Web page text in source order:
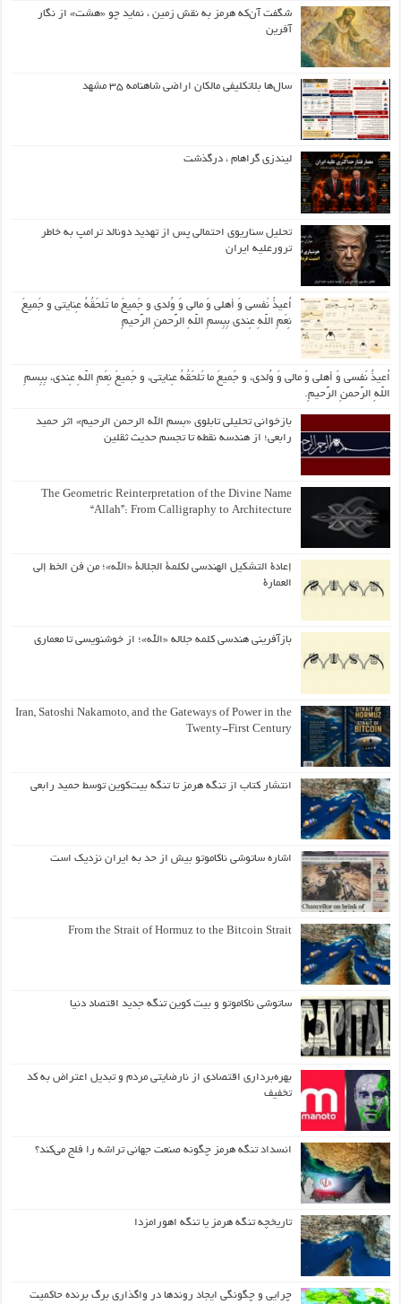
شگفت آن‌که هرمز به نقش زمین ، نماید چو «هشت» از نگار
آفرین
سال‌ها بلاتکلیفی مالکان اراضی شاهنامه ۳۵ مشهد
لیندزی گراهام ، درگذشت
تحلیل سناریوی احتمالی پس از تهدید دونالد ترامپ به خاطر
ترورعلیه ایران
اُعیذُ نَفسی وَ أهلی وَ مالی وَ وُلدی و جَمیعَ ما تَلحَقُهُ عِنایتی و جَمیعَ
نِعَمِ اللّهِ عِندی بِبِسمِ اللّهِ الرَّحمنِ الرَّحیمِ
اُعیذُ نَفسی وَ أهلی وَ مالی وَ وُلدی، و جَمیعَ ما تَلحَقُهُ عِنایتی، و جَمیعَ نِعَمِ اللّهِ عِندی، بِبِسمِ
اللّهِ الرَّحمنِ الرَّحیمِ.
بازخوانی تحلیلی تابلوی «بسم الله الرحمن الرحیم» اثر حمید
رابعی؛ از هندسه نقطه تا تجسم حدیث ثقلین
The Geometric Reinterpretation of the Divine Name
“Allah”: From Calligraphy to Architecture
إعادة التشكيل الهندسي لكلمة الجلالة «الله»؛ من فن الخط إلى
العمارة
بازآفرینی هندسی کلمه جلاله «الله»؛ از خوشنویسی تا معماری
Iran, Satoshi Nakamoto, and the Gateways of Power in the
Twenty-First Century
انتشار کتاب از تنگه هرمز تا تنگه بیت‌کوین توسط حمید رابعی
اشاره ساتوشی ناکاموتو بیش از حد به ایران نزدیک است
From the Strait of Hormuz to the Bitcoin Strait
ساتوشی ناکاموتو و بیت کوین تنگه جدید اقتصاد دنیا
بهره‌برداری اقتصادی از نارضایتی مردم و تبدیل اعتراض به کد
تخفیف
انسداد تنگه هرمز چگونه صنعت جهانی تراشه را فلج می‌کند؟
تاریخچه تنگه هرمز یا تنگه اهورامزدا
چرایی و چگونگی ایجاد روندها در واگذاری برگ برنده حاکمیت